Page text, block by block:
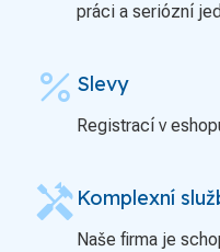
práci a seriózní
percent Slevy
Registrací v
handyman Komplexní
Naše firma je